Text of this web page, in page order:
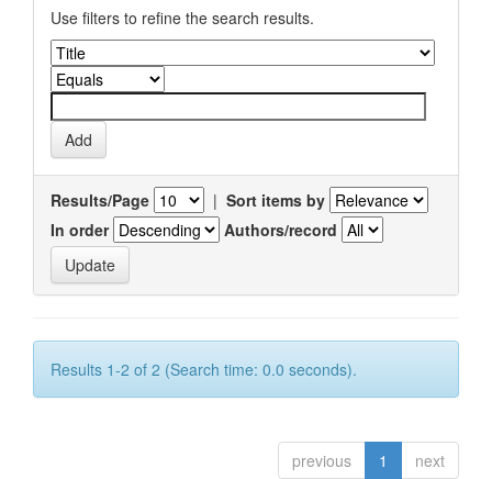
Use filters to refine the search results.
Results/Page | Sort items by
In order
Authors/record
Results 1-2 of 2 (Search time: 0.0 seconds).
previous 1 next